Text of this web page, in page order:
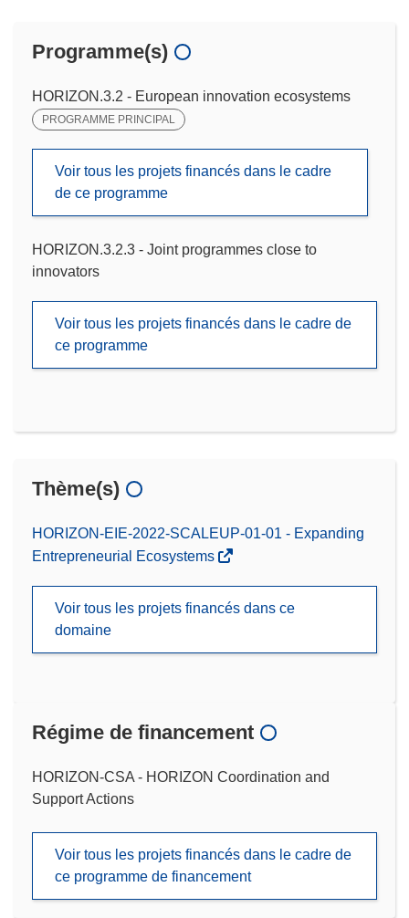
Programme(s)
HORIZON.3.2 - European innovation ecosystems
PROGRAMME PRINCIPAL
Voir tous les projets financés dans le cadre
de ce programme
HORIZON.3.2.3 - Joint programmes close to
innovators
Voir tous les projets financés dans le cadre de
ce programme
Thème(s)
HORIZON-EIE-2022-SCALEUP-01-01 - Expanding
Entrepreneurial Ecosystems
Voir tous les projets financés dans ce
domaine
Régime de financement
HORIZON-CSA - HORIZON Coordination and
Support Actions
Voir tous les projets financés dans le cadre de
ce programme de financement